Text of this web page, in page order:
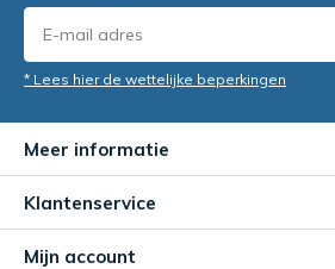
* Lees hier de wettelijke beperkingen
Meer informatie
Klantenservice
Mijn account